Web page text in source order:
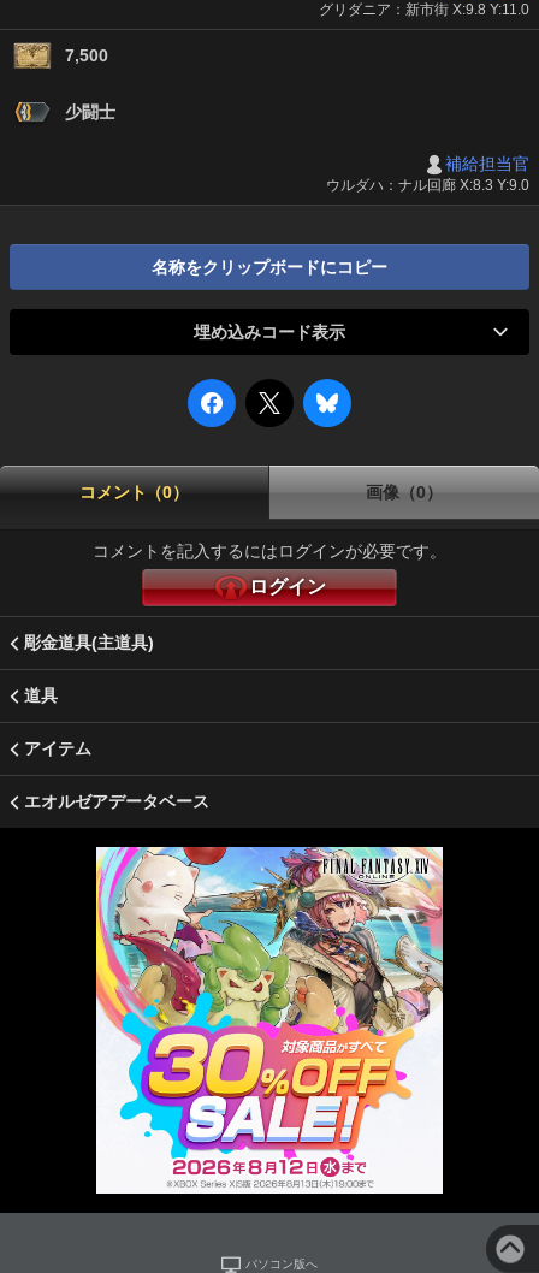
グリダニア：新市街 X:9.8 Y:11.0
7,500
少闘士
補給担当官
ウルダハ：ナル回廊 X:8.3 Y:9.0
名称をクリップボードにコピー
埋め込みコード表示
コメント（0） 画像（0）
コメントを記入するにはログインが必要です。
ログイン
彫金道具(主道具)
道具
アイテム
エオルゼアデータベース
パソコン版へ